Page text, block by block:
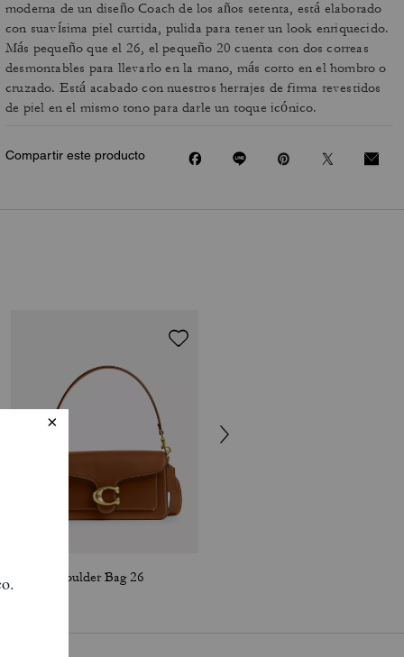
moderna de un diseño Coach de los años setenta, está elaborado
con suavísima piel curtida, pulida para tener un look enriquecido.
Más pequeño que el 26, el pequeño 20 cuenta con dos correas
desmontables para llevarlo en la mano, más corto en el hombro o
cruzado. Está acabado con nuestros herrajes de firma revestidos
de piel en el mismo tono para darle un toque icónico.
Compartir este producto
Tabby Shoulder Bag 26